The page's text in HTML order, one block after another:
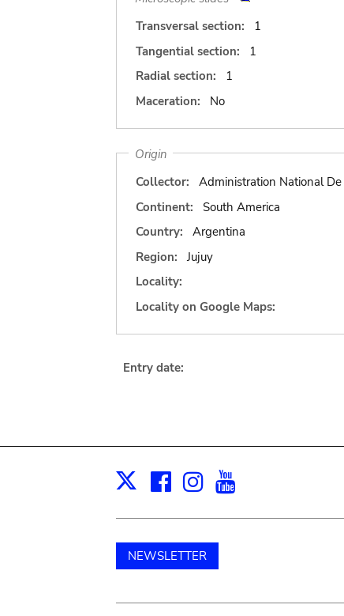
Transversal section:
1
Tangential section:
1
Radial section:
1
Maceration:
No
Origin
Collector:
Administration National De
Continent:
South America
Country:
Argentina
Region:
Jujuy
Locality:
Locality on Google Maps:
Entry date:
X Facebook
Instagram
NEWSLETTER